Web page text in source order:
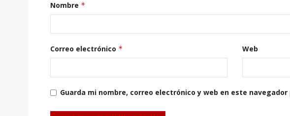
Nombre *
Correo electrónico * Web
Guarda mi nombre, correo electrónico y web en este